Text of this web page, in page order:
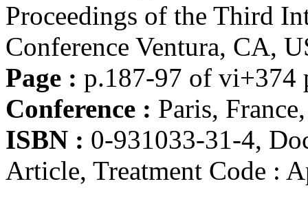
Proceedings of the Third
Conference Ventura, CA,
Page : p.187-97 of vi+374
Conference : Paris,
ISBN : 0-931033-31-4,
Article, Treatment Code :